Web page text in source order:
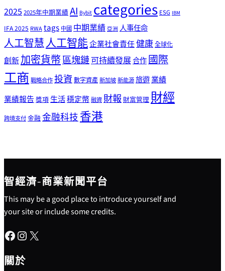
20252025年中期業績AI Bybitcategories ESG IBM
IFA 2025 RWAtags中國 中期業績 亞洲 人事任命
人工智慧人工智能企業社會責任健康全球化
創新加密貨幣區塊鏈可持續發展合作國際
工商戰略合作投資數字資產新加坡新能源旅遊業績
業績報告獎項生活穩定幣融資財報 財富管理財經
跨境支付金融 金融科技香港
智經濟-商業新聞平台
This may be a good place to introduce yourself and
your site or include some credits.
Facebook Instagram X
關於